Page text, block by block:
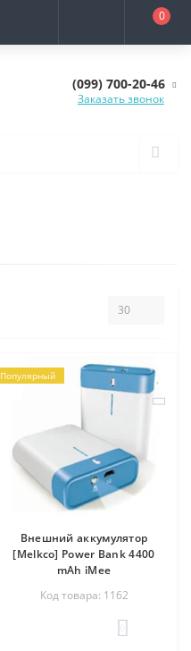
0
(099) 700-20-46
Заказать звонок
Популярный
Внешний аккумулятор
[Melkco] Power Bank 4400
mAh iMee
Код товара: 1162